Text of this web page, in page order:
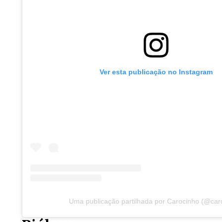
Ver esta publicação no Instagram
Uma publicação partilhada por Carocinho